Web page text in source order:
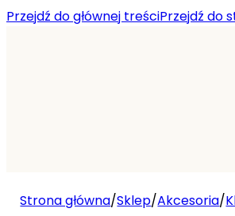
Przejdź do głównej treściPrzejdź do
Strona główna/Sklep/Akcesoria/